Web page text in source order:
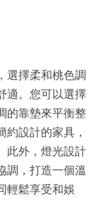
選擇柔和桃色調
適。您可以選擇
的靠墊來平衡整
設計的家具，
此外，燈光設計
調，打造一個溫
輕鬆享受和娛